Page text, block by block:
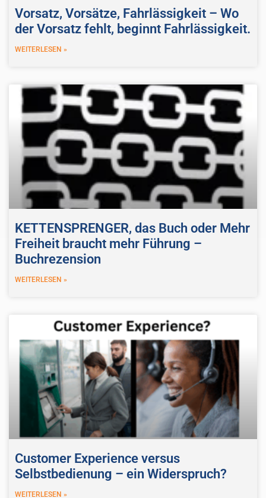
Vorsatz, Vorsätze, Fahrlässigkeit – Wo
der Vorsatz fehlt, beginnt Fahrlässigkeit.
WEITERLESEN »
KETTENSPRENGER, das Buch oder Mehr
Freiheit braucht mehr Führung –
Buchrezension
WEITERLESEN »
Customer Experience versus
Selbstbedienung – ein Widerspruch?
WEITERLESEN »